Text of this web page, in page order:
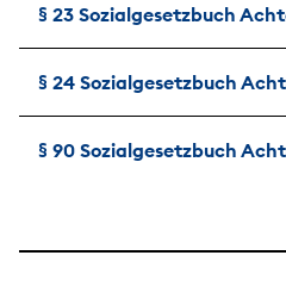
§ 23 Sozialgesetzbuch
§ 24 Sozialgesetzbuch
§ 90 Sozialgesetzbuch